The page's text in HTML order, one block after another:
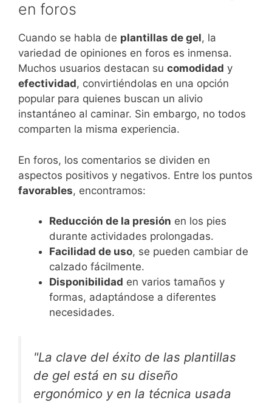
en foros
Cuando se habla de plantillas de gel, la
variedad de opiniones en foros es inmensa.
Muchos usuarios destacan su comodidad y
efectividad, convirtiéndolas en una opción
popular para quienes buscan un alivio
instantáneo al caminar. Sin embargo, no todos
comparten la misma experiencia.
En foros, los comentarios se dividen en
aspectos positivos y negativos. Entre los puntos
favorables, encontramos:
Reducción de la presión en los pies
durante actividades prolongadas.
Facilidad de uso, se pueden cambiar de
calzado fácilmente.
Disponibilidad en varios tamaños y
formas, adaptándose a diferentes
necesidades.
"La clave del éxito de las plantillas
de gel está en su diseño
ergonómico y en la técnica usada